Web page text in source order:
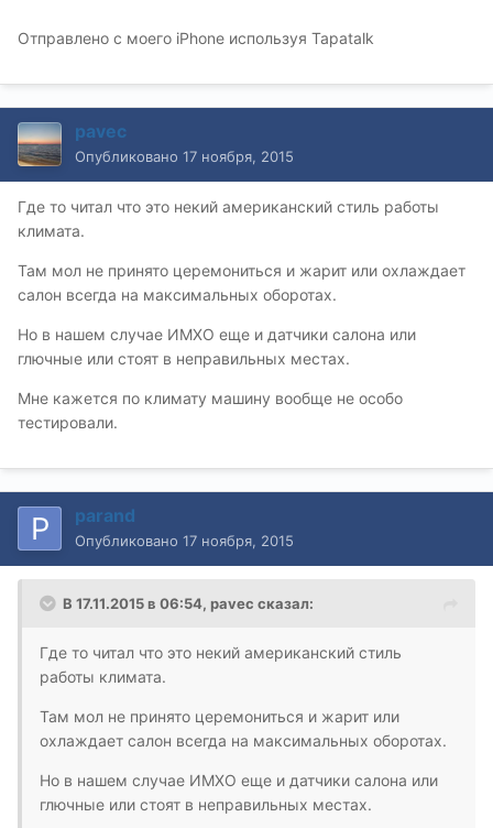
Отправлено с моего iPhone используя Tapatalk
pavec
Опубликовано 17 ноября, 2015
Где то читал что это некий американский стиль работы
климата.
Там мол не принято церемониться и жарит или охлаждает
салон всегда на максимальных оборотах.
Но в нашем случае ИМХО еще и датчики салона или
глючные или стоят в неправильных местах.
Мне кажется по климату машину вообще не особо
тестировали.
parand
Опубликовано 17 ноября, 2015
В 17.11.2015 в 06:54, pavec сказал:
Где то читал что это некий американский стиль
работы климата.
Там мол не принято церемониться и жарит или
охлаждает салон всегда на максимальных оборотах.
Но в нашем случае ИМХО еще и датчики салона или
глючные или стоят в неправильных местах.